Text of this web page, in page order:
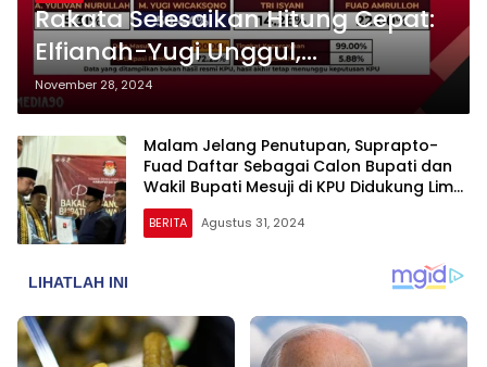
Rakata Selesaikan Hitung Cepat:
Elfianah-Yugi Unggul,
Syamsudin-Yulivan Tertinggal
Jauh
November 28, 2024
Malam Jelang Penutupan, Suprapto-
Fuad Daftar Sebagai Calon Bupati dan
Wakil Bupati Mesuji di KPU Didukung Lima
Partai
BERITA Agustus 31, 2024